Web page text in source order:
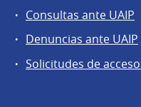
Consultas ante UAIP
Denuncias ante UAIP
Solicitudes de